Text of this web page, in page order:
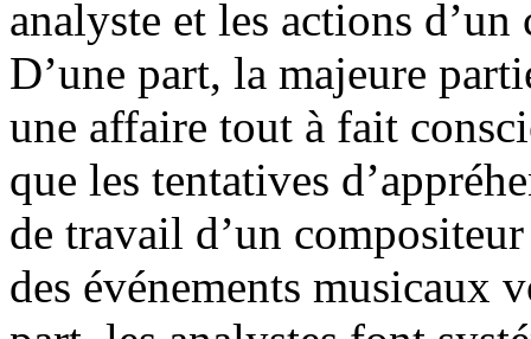
analyste et les actions
D’une part, la majeure
une affaire tout à fait
que les tentatives
de travail d’un
des événements musicaux